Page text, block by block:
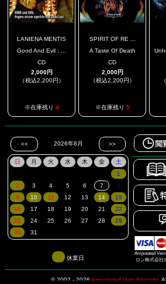
LANIENA MENTIS
Good And Evil : ...
CD
2,000円
（税込2,200円）
※在庫残り 4
SPIRIT OF RE ...
A Taste Of Death
CD
2,000円
（税込2,200円）
※在庫残り 5
Amputated
ロン株式会社
休業日
© 2002 - 2026 Amputated Vein Records